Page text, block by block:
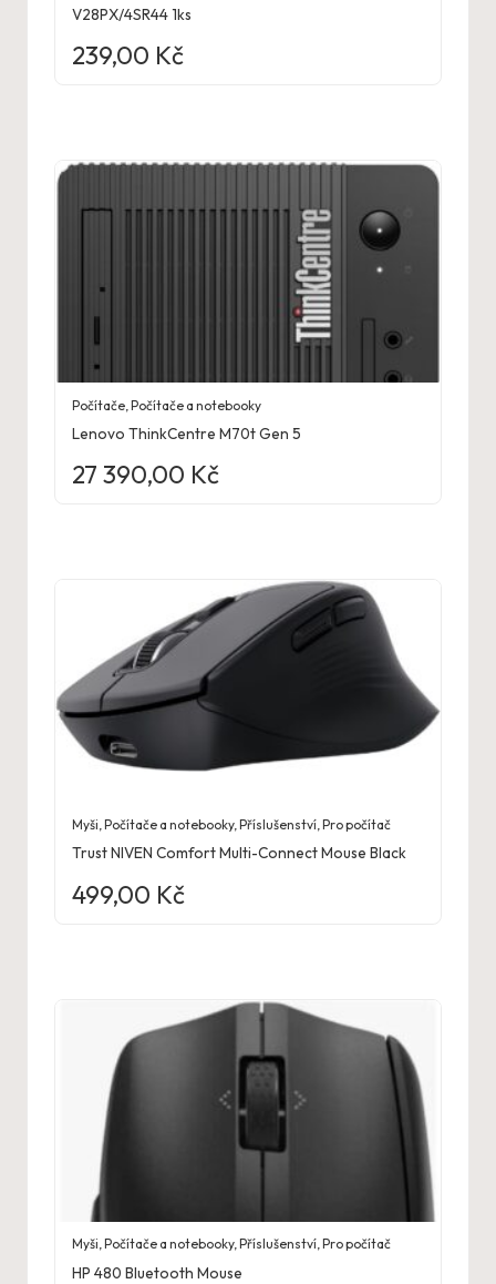
V28PX/4SR44 1ks
239,00 Kč
Počítače ,Počítače a notebooky
Lenovo ThinkCentre M70t Gen 5
27 390,00 Kč
Myši ,Počítače a notebooky,Příslušenství ,Pro počítač
Trust NIVEN Comfort Multi-Connect Mouse Black
499,00 Kč
Myši,Počítače a notebooky,Příslušenství,Pro počítač
HP 480 Bluetooth Mouse